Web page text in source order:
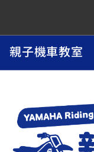
依風
Super
Sport
YZF-R9
依風
Premium
TMAX我的
Home 樂騎生
親子機車教室